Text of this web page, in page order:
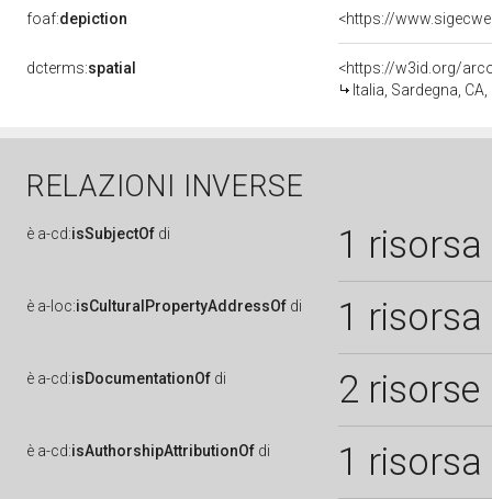
foaf:depiction <https://
dcterms:spatial
<https://w3id.org/
Italia, Sardegna,
RELAZIONI INVERSE
è a-cd:isSubjectOf di 1 risorsa
è a-loc:isCulturalPropertyAddressOf di 1 risorsa
è a-cd:isDocumentationOf di 2 risorse
è a-cd:isAuthorshipAttributionOf di 1 risorsa